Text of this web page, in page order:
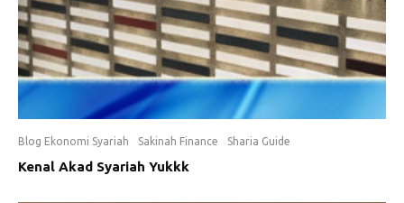
Blog Ekonomi Syariah Sakinah Finance Sharia Guide
Kenal Akad Syariah Yukkk